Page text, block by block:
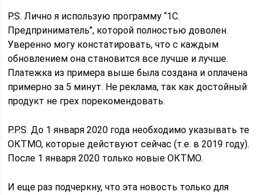
P.S. Лично я использую программу “1С.
Предприниматель”, которой полностью доволен.
Уверенно могу констатировать, что с каждым
обновлением она становится все лучше и лучше.
Платежка из примера выше была создана и оплачена
примерно за 5 минут. Не реклама, так как достойный
продукт не грех порекомендовать.
P.P.S. До 1 января 2020 года необходимо указывать те
ОКТМО, которые действуют сейчас (т.е. в 2019 году).
После 1 января 2020 только новые ОКТМО.
И еще раз подчеркну, что эта новость только для